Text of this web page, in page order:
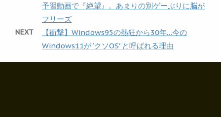
予習動画で『絶望』。あまりの別ゲーぶりに脳が
フリーズ
NEXT
【衝撃】Windows95の熱狂から30年…今の
Windows11が“クソOS”と呼ばれる理由